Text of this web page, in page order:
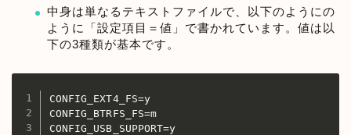
中身は単なるテキストファイルで、以下のようにの
ように「設定項目＝値」で書かれています。値は以
下の3種類が基本です。
CONFIG_EXT4_FS=y
CONFIG_BTRFS_FS=m
CONFIG_USB_SUPPORT=y